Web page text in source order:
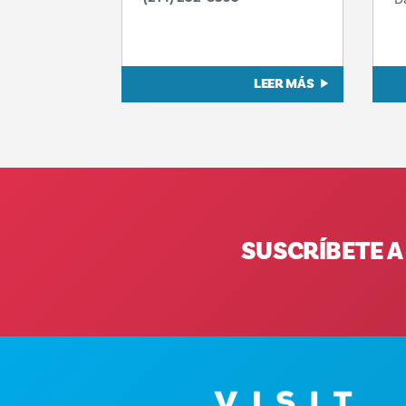
LEER MÁS
SUSCRÍBETE